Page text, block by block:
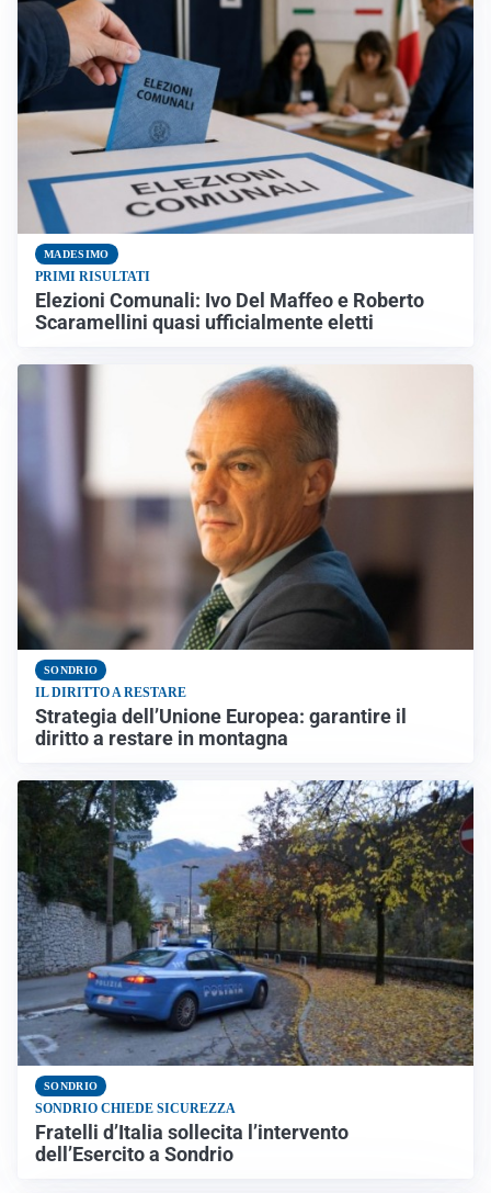
MADESIMO
PRIMI RISULTATI
Elezioni Comunali: Ivo Del Maffeo e Roberto
Scaramellini quasi ufficialmente eletti
SONDRIO
IL DIRITTO A RESTARE
Strategia dell’Unione Europea: garantire il
diritto a restare in montagna
SONDRIO
SONDRIO CHIEDE SICUREZZA
Fratelli d’Italia sollecita l’intervento
dell’Esercito a Sondrio